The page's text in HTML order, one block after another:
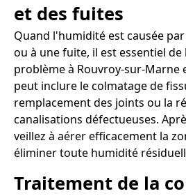
et des fuites
Quand l'humidité est causée
ou à une fuite, il est essentiel
problème à Rouvroy-sur-Marne
peut inclure le colmatage de
remplacement des joints ou la
canalisations défectueuses.
veillez à aérer efficacement la
éliminer toute humidité
Traitement de la